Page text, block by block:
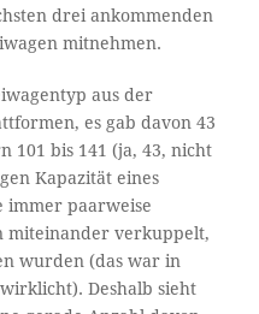
drei ankommenden
mitnehmen.
aus der
es gab davon 43
101 bis 141 (ja, 43, nicht
Kapazität eines
immer paarweise
miteinander verkuppelt,
wurden (das war in
Deshalb sieht